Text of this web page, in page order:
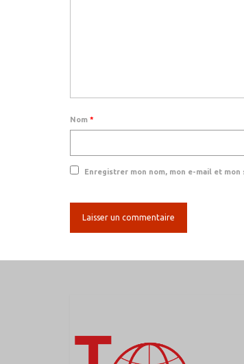
Nom *
Enregistrer mon nom, mon e-mail et